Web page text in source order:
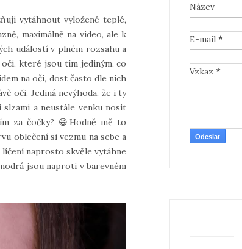
vytáhnout vyloženě teplé,
maximálně na video, ale k
událostí v plném rozsahu a
které jsou tím jediným, co
na oči, dost často dle nich
oči. Jediná nevýhoda, že i ty
slzami a neustále venku nosit
za čočky? 😃Hodně mě to
oblečení si vezmu na sebe a
naprosto skvěle vytáhne
jsou naproti v barevném
Název
E-mail *
Vzkaz *